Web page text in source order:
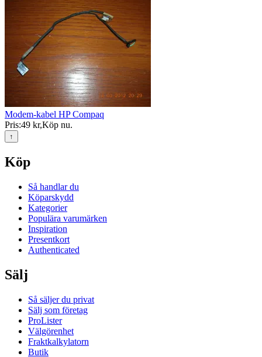
Modem-kabel HP Compaq
Pris:49 kr,Köp nu.
↑
Köp
Så handlar du
Köparskydd
Kategorier
Populära varumärken
Inspiration
Presentkort
Authenticated
Sälj
Så säljer du privat
Sälj som företag
ProLister
Välgörenhet
Fraktkalkylatorn
Butik